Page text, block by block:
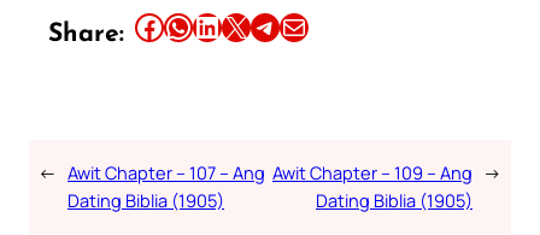
Share: Share this article on Facebook Share this article on WhatsApp Share this article on LinkedIn Share this article on X Share this article on TelegramEmail this Article
← Awit Chapter – 107 – Ang
Dating Biblia (1905)
Awit Chapter – 109 – Ang
Dating Biblia (1905)
→